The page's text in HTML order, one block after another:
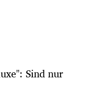
Sind nur